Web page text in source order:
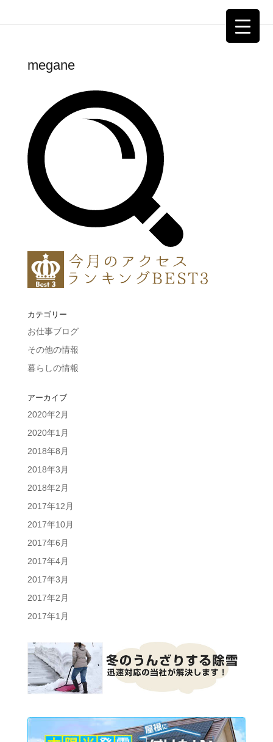
megane
カテゴリー
お仕事ブログ
その他の情報
暮らしの情報
アーカイブ
2020年2月
2020年1月
2018年8月
2018年3月
2018年2月
2017年12月
2017年10月
2017年6月
2017年4月
2017年3月
2017年2月
2017年1月